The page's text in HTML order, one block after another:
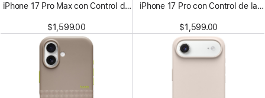
iPhone 17 Pro Max con Control de
$1,599.00
iPhone 17 Pro con Control de la
$1,599.00